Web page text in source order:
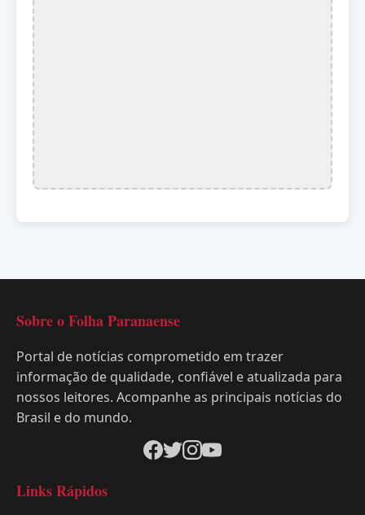
Sobre o Folha Paranaense
Portal de notícias comprometido em trazer
informação de qualidade, confiável e atualizada para
nossos leitores. Acompanhe as principais notícias do
Brasil e do mundo.
Links Rápidos